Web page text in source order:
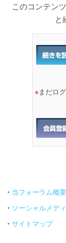
このコンテン
と
※まだロ
・ 当フォーラム概要
・ ソーシャルメデ
・ サイトマップ